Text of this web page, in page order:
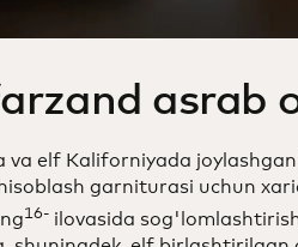
asrab
va elf Kaliforniyada
garniturasi uchun
16- ilovasida